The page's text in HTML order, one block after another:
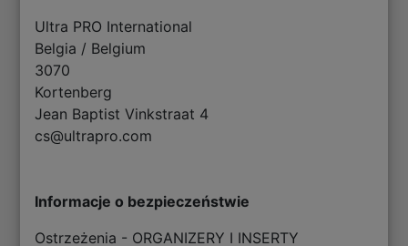
Ultra PRO International
Belgia / Belgium
3070
Kortenberg
Jean Baptist Vinkstraat 4
cs@ultrapro.com
Informacje o bezpieczeństwie
Ostrzeżenia - ORGANIZERY I INSERTY